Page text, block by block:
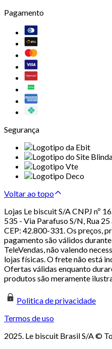
Pagamento
Segurança
Voltar ao topo
Lojas Le biscuit S/A CNPJ nº
535 - Via Parafuso S/N, Rua
CEP: 42.800-331. Os preços,
pagamento são válidos
TeleVendas, não valendo
lojas físicas. O frete não está
Ofertas válidas enquanto
produtos são meramente
Politica de privacidade
Termos de uso
2025. Le biscuit Brasil S/A ©